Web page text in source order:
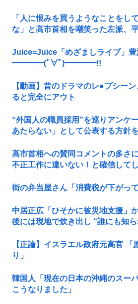
「人に恨みを買うようなことをし
な」と高市首相を嘲笑った左派、
Juice=Juice「めざましライブ」豊
━━━━(ﾟ∀ﾟ)━━━━!!
【動画】昔のドラマのレ●プシー
ると完全にアウト
“外国人の職員採用”を巡りアンケ
あたらない」として公表する方針
高市首相への賛同コメントの多さ
不正工作に違いない！と確信し
街の弁当屋さん「消費税が下がっ
中居正広「ひそかに被災地支援」
後には現地で炊き出し “誰にも知
【正論】イスラエル政府元高官 「
り」
韓国人「現在の日本の沖縄のスー
こうなりました」